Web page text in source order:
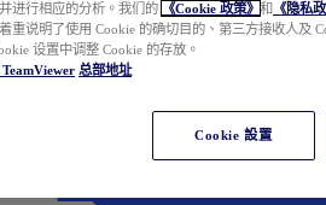
进行相应的分析。我们的
《Cookie 政策》 和 《隐私
重说明了使用 Cookie 的确切目的、第三方接收人及
设置中调整 Cookie 的存放。
总部地址
Cookie 設置